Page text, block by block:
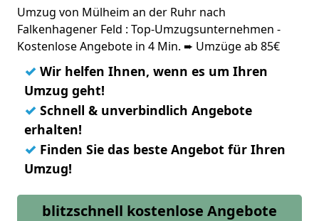
Umzug von Mülheim an der Ruhr nach
Falkenhagener Feld : Top-Umzugsunternehmen -
Kostenlose Angebote in 4 Min. ➨ Umzüge ab 85€
✓ Wir helfen Ihnen, wenn es um Ihren
Umzug geht!
✓ Schnell & unverbindlich Angebote
erhalten!
✓ Finden Sie das beste Angebot für Ihren
Umzug!
blitzschnell kostenlose Angebote